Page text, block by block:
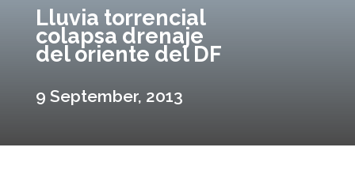
Lluvia torrencial
colapsa drenaje
del oriente del DF
9 September, 2013